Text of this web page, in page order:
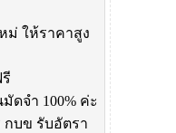
ม่ ให้ราคาสูง
จำ 100% ค่ะ
กบข รับอัตรา